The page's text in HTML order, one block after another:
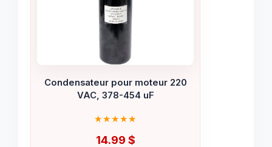
Condensateur pour moteur 220
VAC, 378-454 uF
14.99 $